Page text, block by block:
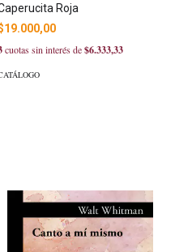
Roja
cuotas sin interés de$6.333,33